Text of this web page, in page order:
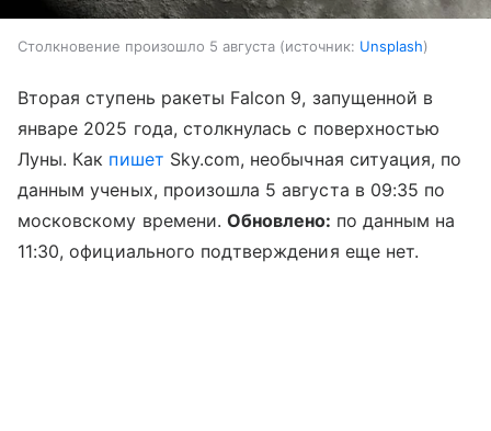
Столкновение произошло 5 августа источник: Unsplash
Вторая ступень ракеты Falcon 9, запущенной в
январе 2025 года, столкнулась с поверхностью
Луны. Как пишет Sky.com, необычная ситуация, по
данным ученых, произошла 5 августа в 09:35 по
московскому времени.Обновлено: по данным на
11:30, официального подтверждения еще нет.